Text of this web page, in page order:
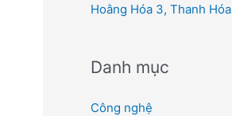
Hoằng Hóa 3, Thanh Hóa
Danh mục
Công nghệ